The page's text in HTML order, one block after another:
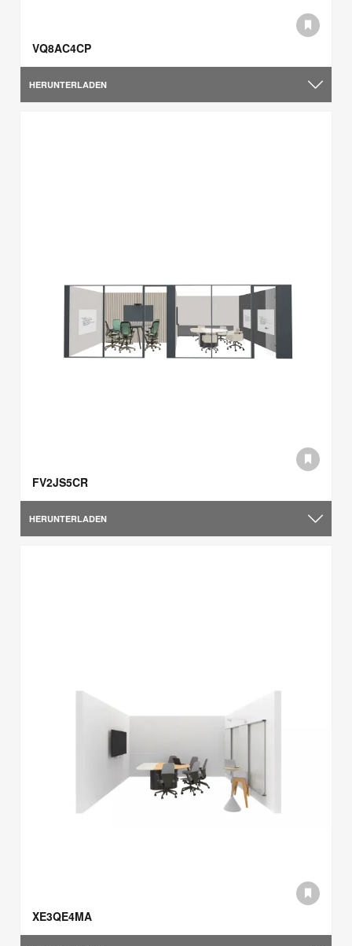
VQ8AC4CP
HERUNTERLADEN
FV2JS5CR
HERUNTERLADEN
XE3QE4MA